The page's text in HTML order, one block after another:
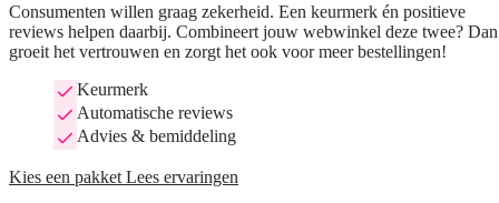
Consumenten willen graag zekerheid. Een keurmerk én positieve
reviews helpen daarbij. Combineert jouw webwinkel deze twee? Dan
groeit het vertrouwen en zorgt het ook voor meer bestellingen!
Keurmerk
Automatische reviews
Advies & bemiddeling
Kies een pakket Lees ervaringen